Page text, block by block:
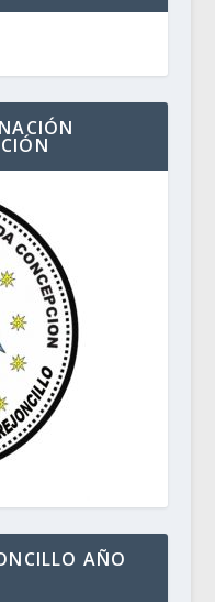
AÑO